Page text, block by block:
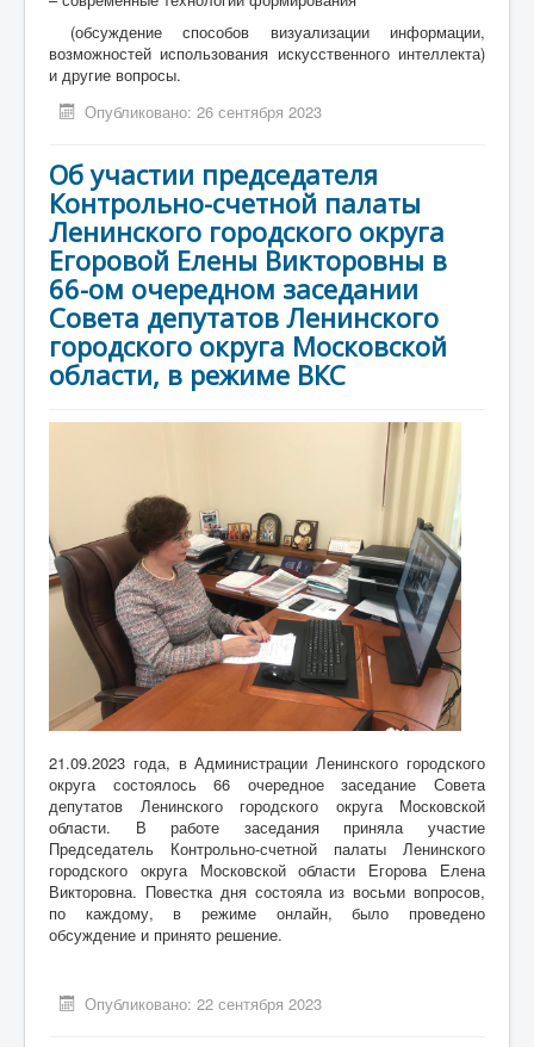
(обсуждение способов визуализации информации,
возможностей использования искусственного интеллекта)
и другие вопросы.
Опубликовано: 26 сентября 2023
Об участии председателя
Контрольно-счетной палаты
Ленинского городского округа
Егоровой Елены Викторовны в
66-ом очередном заседании
Совета депутатов Ленинского
городского округа Московской
области, в режиме ВКС
21.09.2023 года, в Администрации Ленинского городского
округа состоялось 66 очередное заседание Совета
депутатов Ленинского городского округа Московской
области. В работе заседания приняла участие
Председатель Контрольно-счетной палаты Ленинского
городского округа Московской области Егорова Елена
Викторовна. Повестка дня состояла из восьми вопросов,
по каждому, в режиме онлайн, было проведено
обсуждение и принято решение.
Опубликовано: 22 сентября 2023